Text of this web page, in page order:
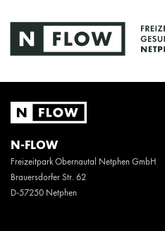
N-FLOW
Freizeitpark Obernautal Netphen GmbH
Brauersdorfer Str. 62
D-57250 Netphen